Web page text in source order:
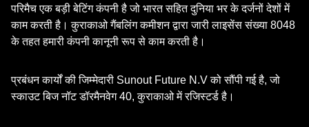
संपर्क करें
हमारे बारे में जाने
परिमैच एक बड़ी बेटिंग कंपनी है जो भारत सहित दुनिया भर के दर्जनों देशों में
काम करती है। कुराकाओ गैंबलिंग कमीशन द्वारा जारी लाइसेंस संख्या 8048
के तहत हमारी कंपनी कानूनी रूप से काम करती है।
प्रबंधन कार्यों की जिम्मेदारी Sunout Future N.V को सौंपी गई है, जो
स्काउट बिज नॉट डॉरमैनवेग 40, कुराकाओ में रजिस्टर्ड है।